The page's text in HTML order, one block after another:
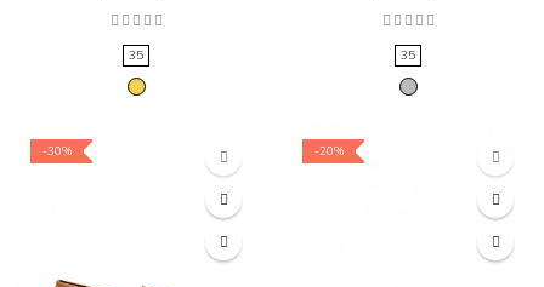
35 35
-30% -20%